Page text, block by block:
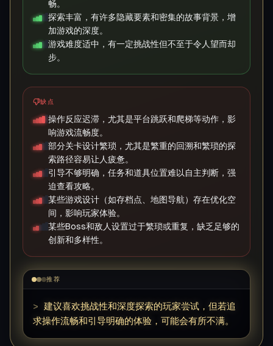
畅。
探索丰富，有许多隐藏要素和密集的故事背景，增
加游戏的深度。
游戏难度适中，有一定挑战性但不至于令人望而却
步。
缺点
操作反应迟滞，尤其是平台跳跃和爬梯等动作，影
响游戏流畅度。
部分关卡设计繁琐，尤其是繁重的回溯和繁琐的探
索路径容易让人疲惫。
引导不够明确，任务和道具位置难以自主判断，强
迫查看攻略。
某些游戏设计（如存档点、地图导航）存在优化空
间，影响玩家体验。
某些Boss和敌人设置过于繁琐或重复，缺乏足够的
创新和多样性。
推荐
> 建议喜欢挑战性和深度探索的玩家尝试，但若追
求操作流畅和引导明确的体验，可能会有所不满。